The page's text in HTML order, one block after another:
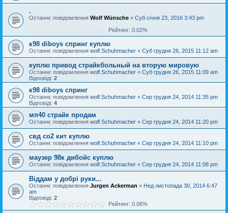
.
Останнє повідомлення Wolf Wünsche « Суб січня 23, 2016 3:43 pm
Рейтинг: 0.02%
к98 diboys спринг куплю
Останнє повідомлення wolf.Schuhmacher « Суб грудня 26, 2015 11:12 am
куплю привод страйкбольный на вторую мировую
Останнє повідомлення wolf.Schuhmacher « Суб грудня 26, 2015 11:09 am
Відповіді: 2
к98 diboys спринг
Останнє повідомлення wolf.Schuhmacher « Сер грудня 24, 2014 11:35 pm
Відповіді: 4
мп40 страйк продам
Останнє повідомлення wolf.Schuhmacher « Сер грудня 24, 2014 11:20 pm
свд со2 кит куплю
Останнє повідомлення wolf.Schuhmacher « Сер грудня 24, 2014 11:10 pm
маузер 98к дибойс куплю
Останнє повідомлення wolf.Schuhmacher « Сер грудня 24, 2014 11:08 pm
Віддам у добрі руки...
Останнє повідомлення Jurgen Ackerman « Нед листопада 30, 2014 6:47
am
Відповіді: 2
Рейтинг: 0.06%